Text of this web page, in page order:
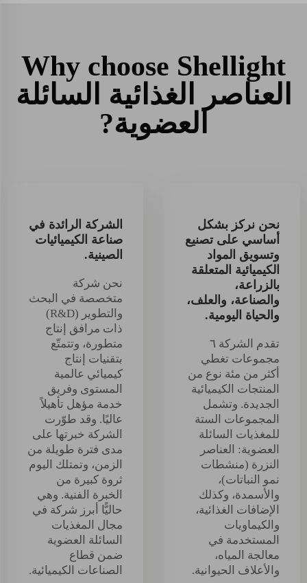
Why choose Shellight
العناصر الغذائية السائلة
العضوية?
نحن نركز بشكل
أساسي على تصنيع
وتسويق المواد
الكيميائية المتعلقة
بالزراعة،
والصناعة، والعلف،
والحياة اليومية.
تقدم الشركة ٦
مجموعات تغطي
أكثر من مئة نوع من
المنتجات الكيميائية
الجديدة. وتشمل
المجموعات الستة
للمغذيات السائلة
العضوية: العناصر
النزرة (منشطات
نمو النباتات)،
والأسمدة، وكذلك
الإضافات الغذائية،
والكيماويات
المستخدمة في
معالجة المياه،
والأعلاف الحيوانية.
الشركة الرائدة في
صناعة الكيميائيات
الصينية.
نحن شركة
متخصصة في البحث
والتطوير (R&D)
ذات مرافق إنتاج
متطورة، وتتمتّع
بتقنيات إنتاج
كيميائي عالمية
المستوى وفريق
خدمة مؤهل تأهيلاً
عاليًا. وقد طوّرت
الشركة خبرتها على
مدى فترة طويلة من
الزمن، وتمتلك اليوم
ثروة كبيرة من
الخبرة الفنية. وهي
حاليًّا أبرز شركة في
مجال المغذيات
السائلة العضوية
ضمن قطاع
الصناعات الكيميائية.